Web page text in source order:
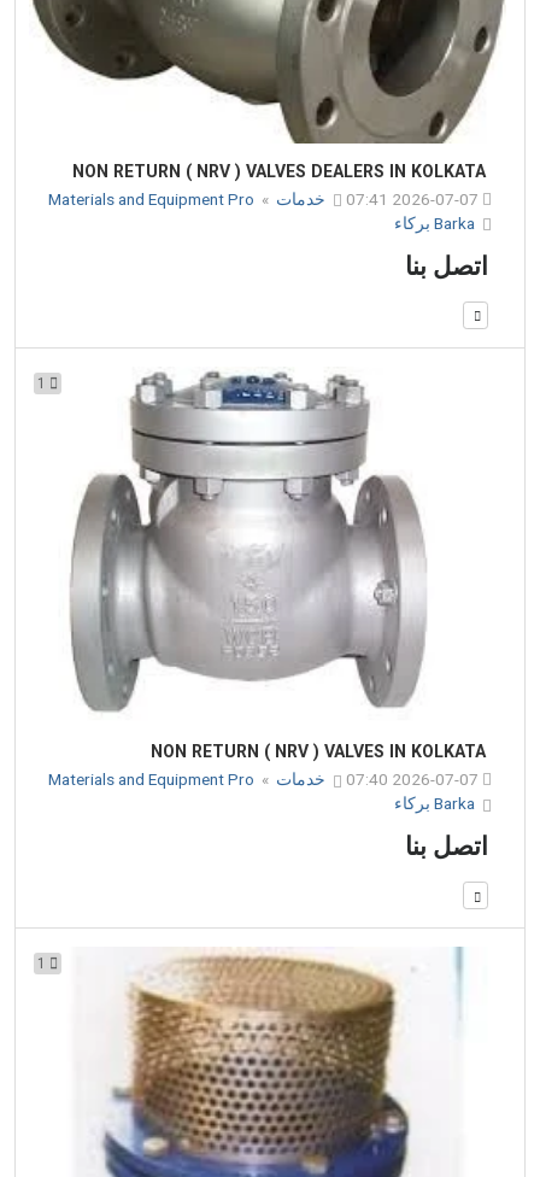
NON RETURN ( NRV ) VALVES DEALERS IN KOLKATA
خدمات »
Materials and Equipment Pro
Barka بركاء
اتصل بنا
NON RETURN ( NRV ) VALVES IN KOLKATA
خدمات »
Materials and Equipment Pro
Barka بركاء
اتصل بنا